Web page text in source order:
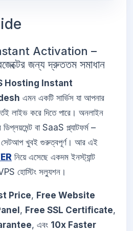
Activation –
জন্য দ্রুততম সমাধান
Hosting Instant
এমন একটি সার্ভিস যা আপনার
লাইভ করে দিতে পারে। অনলাইন
বা SaaS প্ল্যাটফর্ম –
সেটআপ খুবই গুরুত্বপূর্ণ। আর এই
নিয়ে এসেছে একদম ইনস্ট্যান্ট
হোস্টিং সল্যুশন।
Price, Free Website
, Free SSL Certificate,
, এবং 10x Faster